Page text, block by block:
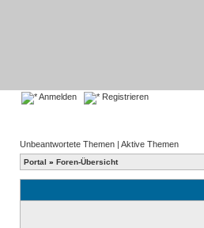
Anmelden Registrieren
Unbeantwortete Themen | Aktive Themen
Portal » Foren-Übersicht